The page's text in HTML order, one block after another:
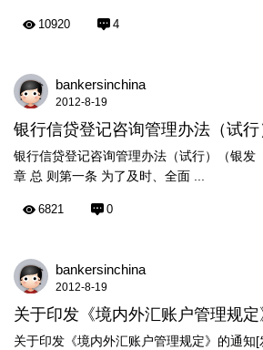
10920 4
bankersinchina
2012-8-19
银行信贷登记咨询管理办法（试行
银行信贷登记咨询管理办法（试行）（银发
章 总 则第一条 为了及时、全面 ...
6821 0
bankersinchina
2012-8-19
关于印发《境内外汇账户管理规
关于印发《境内外汇账户管理规定》的通知